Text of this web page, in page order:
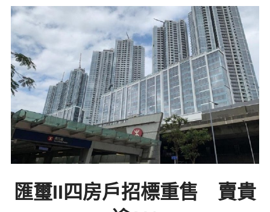
匯璽II四房戶招標重售 賣貴